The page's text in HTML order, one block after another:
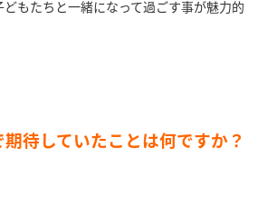
どもたちと一緒になって過ごす事が魅力的
待していたことは何ですか？